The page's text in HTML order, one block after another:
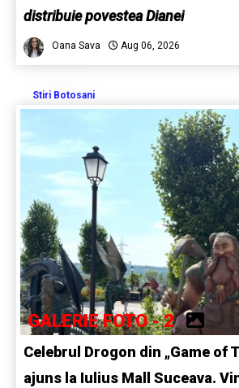
distribuie povestea Dianei
Oana Sava Aug 06, 2026
Stiri Botosani
GALERIE FOTO - 2
Celebrul Drogon din „Game of
ajuns la Iulius Mall Suceava.